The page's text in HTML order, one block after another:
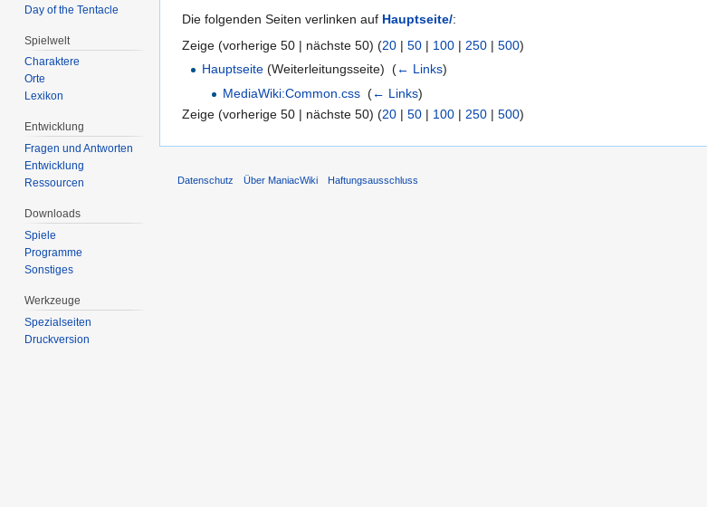
Die folgenden Seiten verlinken auf Hauptseite/:
Zeige (vorherige 50 | nächste 50) (20 | 50 | 100 | 250 | 500)
Hauptseite (Weiterleitungsseite) ‎(← Links)
MediaWiki:Common.css‎ (← Links)
Zeige (vorherige 50 | nächste 50) (20 | 50 | 100 | 250 | 500)
Day of the Tentacle
Spielwelt
Charaktere
Orte
Lexikon
Entwicklung
Fragen und Antworten
Entwicklung
Ressourcen
Downloads
Spiele
Programme
Sonstiges
Werkzeuge
Spezialseiten
Druckversion
Datenschutz Über ManiacWiki Haftungsausschluss